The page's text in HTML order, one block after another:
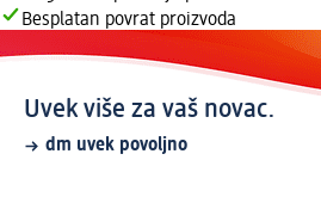
Besplatan povrat proizvoda
Uvek više za vaš novac.
dm uvek povoljno